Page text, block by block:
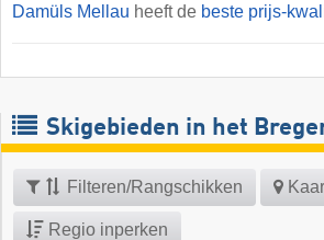
Damüls Mellau heeft de beste prijs-
Skigebieden in het
Filteren/Rangschikken
Regio inperken